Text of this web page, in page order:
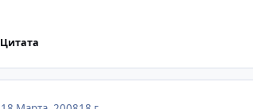
Цитата